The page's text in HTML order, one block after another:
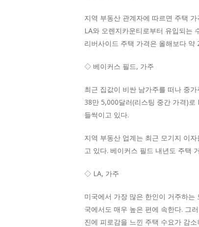
지역 부동산 관계자에 따르면 주택
LA와 오렌지카운티로부터 유입되는
리버사이드 주택 가격은 올해보다 약
◇ 베이커스 필드, 가주
최근 집값이 비싼 남가주를 떠나 중
38만 5,000달러(리스팅 중간 가격)
들썩이고 있다.
지역 부동산 업계는 최근 모기지 이
고 있다. 베이커스 필드 내년도 주택
◇ LA, 가주
미국에서 가장 많은 한인이 거주하
국에서도 매우 높은 편에 속한다. 그
진에 피로감을 느낀 주택 수요가 감